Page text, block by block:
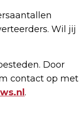
Wil jij
Door
contact op met
.